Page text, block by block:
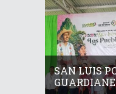
SAN LUIS